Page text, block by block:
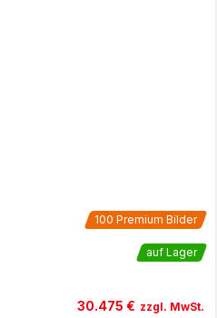
100 Premium Bilder
auf Lager
30.475 € zzgl. MwSt.